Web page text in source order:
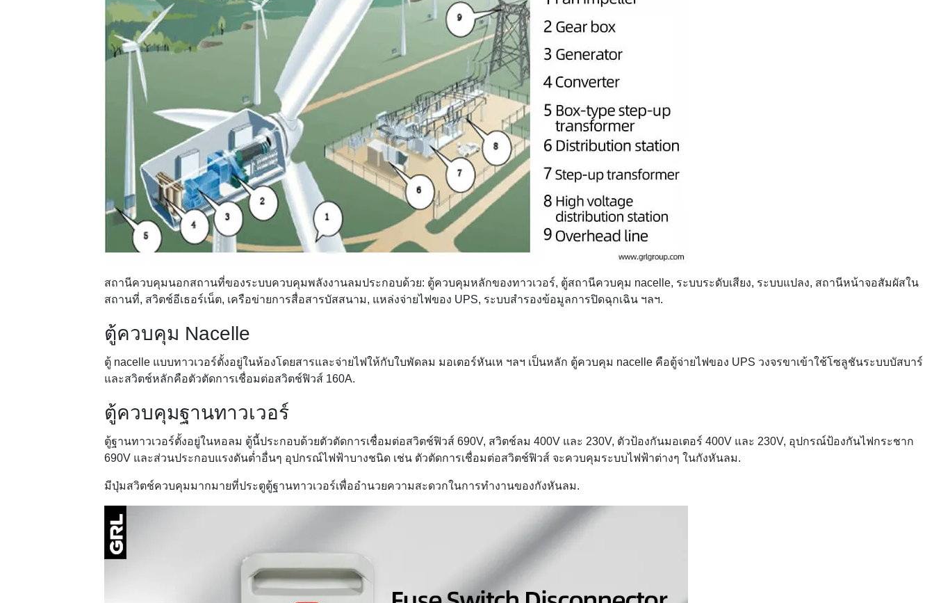
สถานีควบคุมนอกสถานที่ของระบบควบคุมพลังงานลมประกอบด้วย: ตู้ควบคุมหลักของทาวเวอร์, ตู้สถานีควบคุม nacelle, ระบบระดับเสียง, ระบบแปลง, สถานีหน้าจอสัมผัสใน
สถานที่, สวิตช์อีเธอร์เน็ต, เครือข่ายการสื่อสารบัสสนาม, แหล่งจ่ายไฟของ UPS, ระบบสำรองข้อมูลการปิดฉุกเฉิน ฯลฯ.
ตู้ควบคุม Nacelle
ตู้ nacelle แบบทาวเวอร์ตั้งอยู่ในห้องโดยสารและจ่ายไฟให้กับใบพัดลม มอเตอร์หันเห ฯลฯ เป็นหลัก ตู้ควบคุม nacelle คือตู้จ่ายไฟของ UPS วงจรขาเข้าใช้โซลูชันระบบบัสบาร์
และสวิตช์หลักคือตัวตัดการเชื่อมต่อสวิตช์ฟิวส์ 160A.
ตู้ควบคุมฐานทาวเวอร์
ตู้ฐานทาวเวอร์ตั้งอยู่ในหอลม ตู้นี้ประกอบด้วยตัวตัดการเชื่อมต่อสวิตช์ฟิวส์ 690V, สวิตช์ลม 400V และ 230V, ตัวป้องกันมอเตอร์ 400V และ 230V, อุปกรณ์ป้องกันไฟกระชาก
690V และส่วนประกอบแรงดันต่ำอื่นๆ อุปกรณ์ไฟฟ้าบางชนิด เช่น ตัวตัดการเชื่อมต่อสวิตช์ฟิวส์ จะควบคุมระบบไฟฟ้าต่างๆ ในกังหันลม.
มีปุ่มสวิตช์ควบคุมมากมายที่ประตูตู้ฐานทาวเวอร์เพื่ออำนวยความสะดวกในการทำงานของกังหันลม.